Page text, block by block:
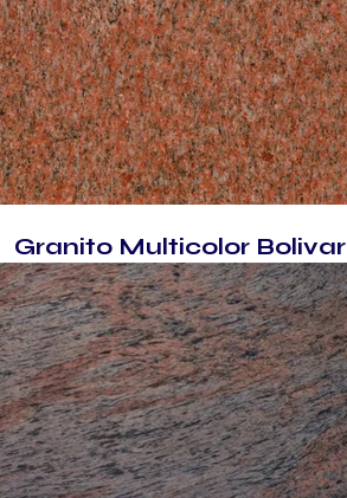
Granito Multicolor Bolivar